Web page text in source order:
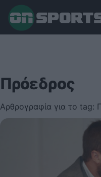
Πρόεδρος
Αρθρογραφία για το tag: